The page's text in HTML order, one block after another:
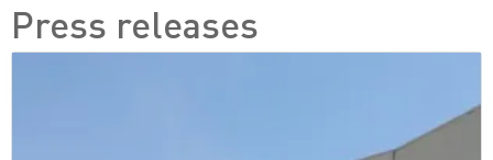
Press releases